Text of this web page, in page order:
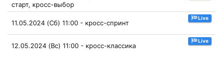
старт, кросс-выбор
11.05.2024 (Сб) 11:00 - кросс-спринт
Live
12.05.2024 (Вс) 11:00 - кросс-классика
Live